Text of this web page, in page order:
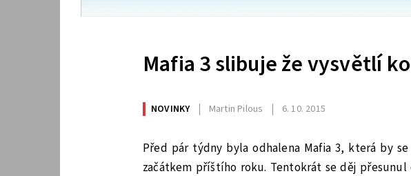
Mafia 3 slibuje že vysvětlí
NOVINKY Martin Pilous 6. 10. 2015
Před pár týdny byla odhalena Mafia 3, která by
začátkem příštího roku. Tentokrát se děj